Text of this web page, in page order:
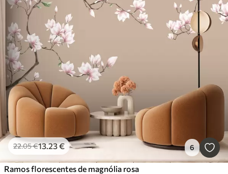
22.05€13.23€ 6
Ramos florescentes de magnólia rosa